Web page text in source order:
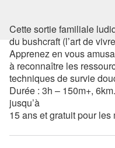
Cette sortie familiale
du bushcraft (l’art de
Apprenez en vous
à reconnaître les
techniques de survie
Durée : 3h – 150m+,
jusqu’à
15 ans et gratuit pour les